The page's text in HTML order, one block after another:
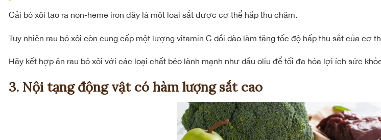
Cải bó xôi tạo ra non-heme iron đây là một loại sắt được cơ thể hấp thu chậm.
Tuy nhiên rau bó xôi còn cung cấp một lượng vitamin C dồi dào làm tăng tốc độ hấp thu sắt của cơ
Hãy kết hợp ăn rau bó xôi với các loại chất béo lành mạnh như dầu oliu để tối đa hóa lợi ích sức
3. Nội tạng động vật có hàm lượng sắt cao